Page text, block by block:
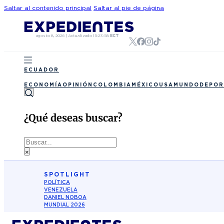
Saltar al contenido principal Saltar al pie de página
agosto 8, 2026 | Actualizado 15:23:58 ECT
ECUADOR
ECONOMÍA OPINIÓN COLOMBIA MÉXICO USA MUNDO
¿Qué deseas buscar?
Buscar
×
SPOTLIGHT
POLÍTICA
VENEZUELA
DANIEL NOBOA
MUNDIAL 2026